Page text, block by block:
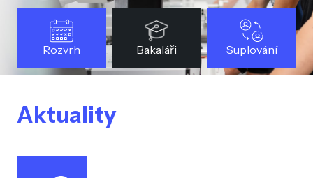
Rozvrh Bakaláři Suplování
Aktuality